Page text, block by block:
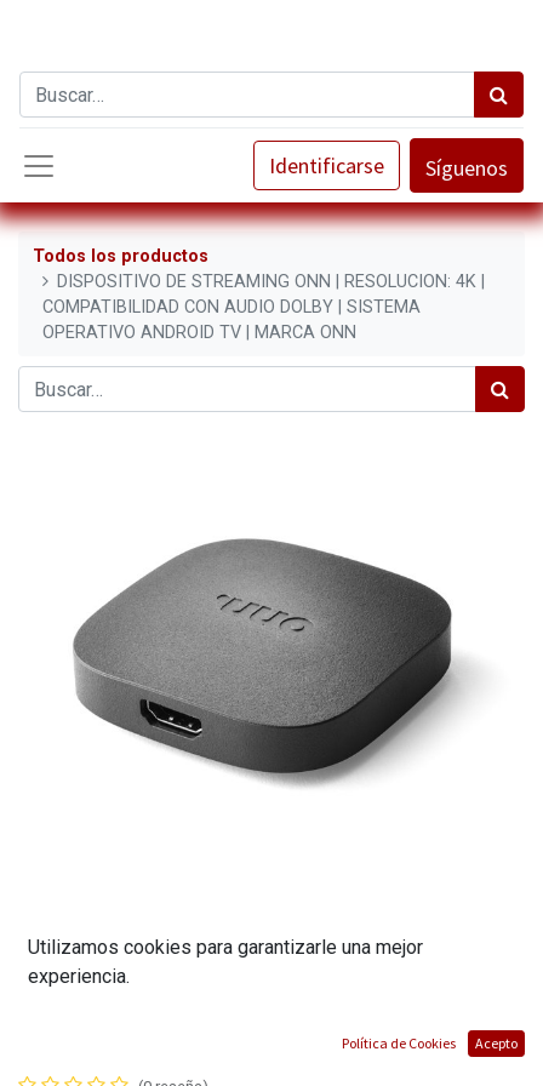
Identificarse Síguenos
Todos los productos
DISPOSITIVO DE STREAMING ONN | RESOLUCION: 4K |
COMPATIBILIDAD CON AUDIO DOLBY | SISTEMA
OPERATIVO ANDROID TV | MARCA ONN
DISPOSITIVO DE STREAMING ONN |
RESOLUCION: 4K | COMPATIBILIDAD CON
Utilizamos cookies para garantizarle una mejor
experiencia.
Política de Cookies Acepto